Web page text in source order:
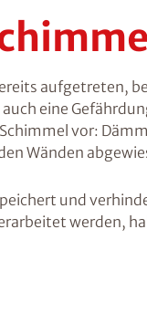
aufgetreten,
eine
vor:
Wänden
und
werden,